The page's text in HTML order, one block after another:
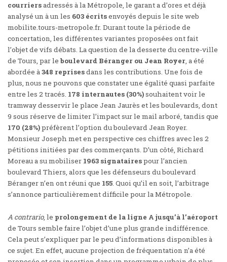
courriersadressés à la Métropole, le garant a d’ores et déjà
analysé un à un les 603 écritsenvoyés depuis le site web
mobilite.tours-metropole.fr. Durant toute la période de
concertation, les différentes variantes proposées ont fait
l’objet de vifs débats. La question de la desserte du centre-ville
de Tours, par le boulevard Béranger ou Jean Royer, a été
abordée à348 reprisesdans les contributions. Une fois de
plus, nous ne pouvons que constater une égalité quasi parfaite
entre les 2 tracés. 178 internautes (30%)souhaitent voir le
tramway desservir le place Jean Jaurès et les boulevards, dont
9 sous réserve de limiter l’impact sur le mail arboré, tandis que
170 (28%)préfèrent l’option du boulevard Jean Royer.
Monsieur Joseph met en perspective ces chiffres avec les 2
pétitions initiées par des commerçants. D’un côté, Richard
Moreaua su mobiliser 1963 signatairespour l’ancien
boulevard Thiers, alors que les défenseurs du boulevard
Béranger n’en ont réuni que 155. Quoi qu’il en soit, l’arbitrage
s’annonce particulièrement difficile pour la Métropole.
A contrario, le prolongement de la ligne A jusqu’à l’aéroport
de Tours semble faire l’objet d’une plus grande indifférence.
Cela peut s’expliquer par le peu d’informations disponibles à
ce sujet. En effet, aucune projection de fréquentation n’a été